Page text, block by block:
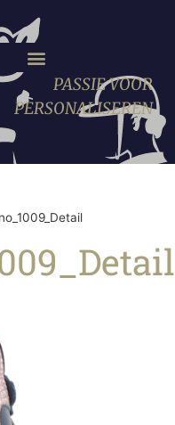
PASSIE VOOR
PERSONALISEREN